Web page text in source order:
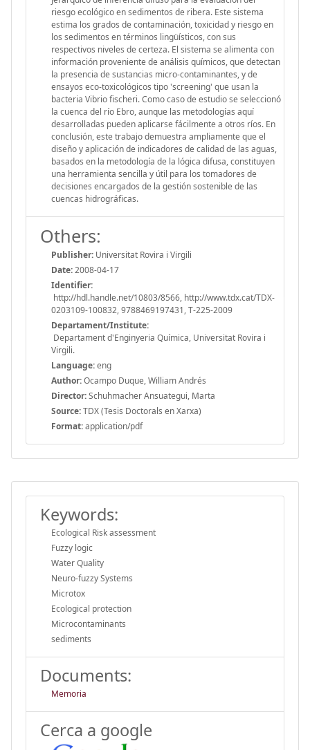
riesgo ecológico en sedimentos de ribera. Este sistema
estima los grados de contaminación, toxicidad y riesgo en
los sedimentos en términos lingüísticos, con sus
respectivos niveles de certeza. El sistema se alimenta con
información proveniente de análisis químicos, que detectan
la presencia de sustancias micro-contaminantes, y de
ensayos eco-toxicológicos tipo 'screening' que usan la
bacteria Vibrio fischeri. Como caso de estudio se seleccionó
la cuenca del río Ebro, aunque las metodologías aquí
desarrolladas pueden aplicarse fácilmente a otros ríos. En
conclusión, este trabajo demuestra ampliamente que el
diseño y aplicación de indicadores de calidad de las aguas,
basados en la metodología de la lógica difusa, constituyen
una herramienta sencilla y útil para los tomadores de
decisiones encargados de la gestión sostenible de las
cuencas hidrográficas.
Others:
Publisher: Universitat Rovira i Virgili
Date:2008-04-17
Identifier:
http://hdl.handle.net/10803/8566, http://www.tdx.cat/TDX-
0203109-100832, 9788469197431, T-225-2009
Departament/Institute:
Departament d'Enginyeria Química, Universitat Rovira i
Virgili.
Language:eng
Author:Ocampo Duque, William Andrés
Director:Schuhmacher Ansuategui, Marta
Source:TDX (Tesis Doctorals en Xarxa)
Format:application/pdf
Keywords:
Ecological Risk assessment
Fuzzy logic
Water Quality
Neuro-fuzzy Systems
Microtox
Ecological protection
Microcontaminants
sediments
Documents:
Memoria
Cerca a google